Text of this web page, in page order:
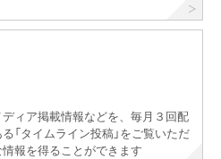
ィア掲載情報などを、毎月３回配
「タイムライン投稿」をご覧いただ
報を得ることができます